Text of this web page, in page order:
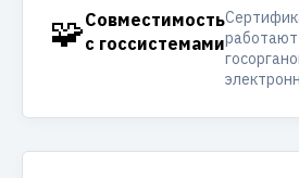
🧩Совместимость
с госсистемамиработают